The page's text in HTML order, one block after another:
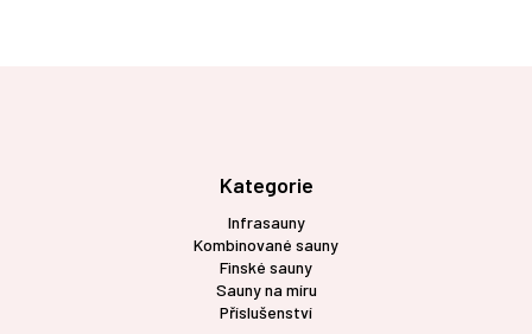
Kategorie
Infrasauny
Kombinované sauny
Finské sauny
Sauny na míru
Příslušenství